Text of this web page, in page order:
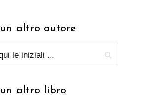
un altro autore
un altro libro